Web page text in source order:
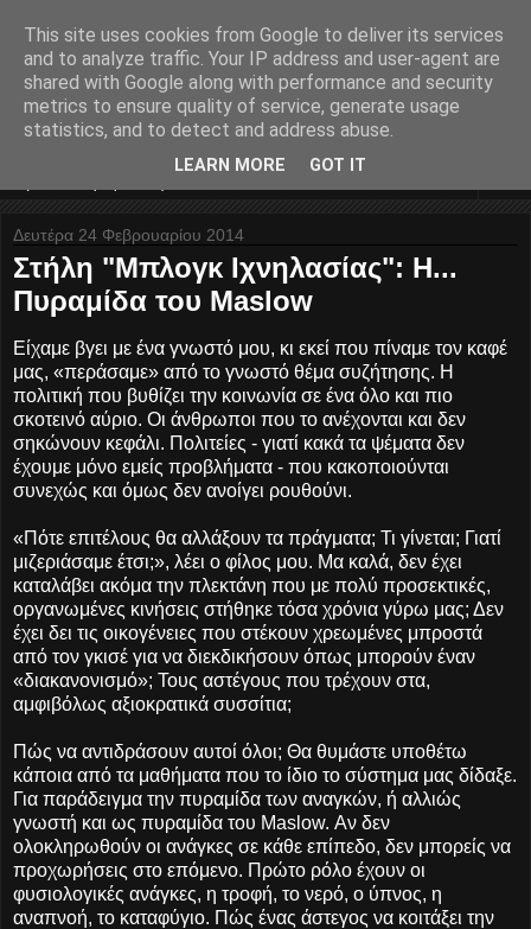
Nyxteridas... divina
melodia...
Δευτέρα 24 Φεβρουαρίου 2014
Στήλη "Μπλογκ Ιχνηλασίας": Η...
Πυραμίδα του Maslow
Είχαμε βγει με ένα γνωστό μου, κι εκεί που πίναμε τον καφέ
μας, «περάσαμε» από το γνωστό θέμα συζήτησης. Η
πολιτική που βυθίζει την κοινωνία σε ένα όλο και πιο
σκοτεινό αύριο. Οι άνθρωποι που το ανέχονται και δεν
σηκώνουν κεφάλι. Πολιτείες - γιατί κακά τα ψέματα δεν
έχουμε μόνο εμείς προβλήματα - που κακοποιούνται
συνεχώς και όμως δεν ανοίγει ρουθούνι.
«Πότε επιτέλους θα αλλάξουν τα πράγματα; Τι γίνεται; Γιατί
μιζεριάσαμε έτσι;», λέει ο φίλος μου. Μα καλά, δεν έχει
καταλάβει ακόμα την πλεκτάνη που με πολύ προσεκτικές,
οργανωμένες κινήσεις στήθηκε τόσα χρόνια γύρω μας; Δεν
έχει δει τις οικογένειες που στέκουν χρεωμένες μπροστά
από τον γκισέ για να διεκδικήσουν όπως μπορούν έναν
«διακανονισμό»; Τους αστέγους που τρέχουν στα,
αμφιβόλως αξιοκρατικά συσσίτια;
Πώς να αντιδράσουν αυτοί όλοι; Θα θυμάστε υποθέτω
κάποια από τα μαθήματα που το ίδιο το σύστημα μας δίδαξε.
Για παράδειγμα την πυραμίδα των αναγκών, ή αλλιώς
γνωστή και ως πυραμίδα του Maslow. Αν δεν
ολοκληρωθούν οι ανάγκες σε κάθε επίπεδο, δεν μπορείς να
προχωρήσεις στο επόμενο. Πρώτο ρόλο έχουν οι
φυσιολογικές ανάγκες, η τροφή, το νερό, ο ύπνος, η
αναπνοή, το καταφύγιο. Πώς ένας άστεγος να κοιτάξει την
This site uses cookies from Google to deliver its services
and to analyze traffic. Your IP address and user-agent are
shared with Google along with performance and security
metrics to ensure quality of service, generate usage
statistics, and to detect and address abuse.
LEARN MORE GOT IT